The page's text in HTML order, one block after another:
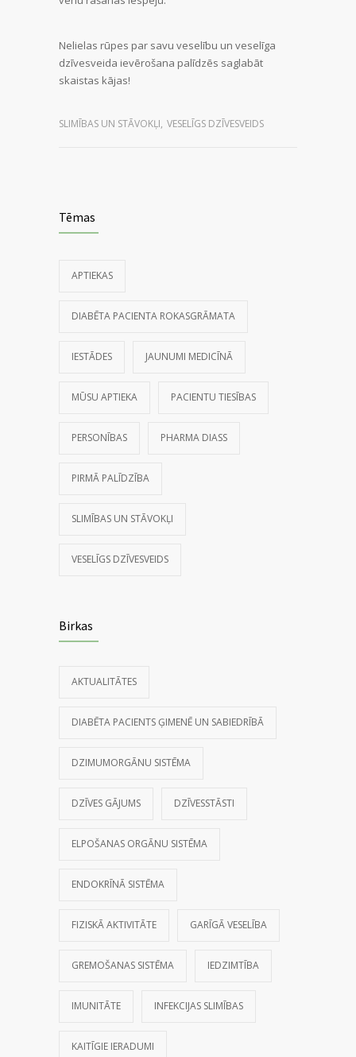
Nelielas rūpes par savu veselību un veselīga
dzīvesveida ievērošana palīdzēs saglabāt
skaistas kājas!
SLIMĪBAS UN STĀVOKĻI, VESELĪGS DZĪVESVEIDS
Tēmas
APTIEKAS
DIABĒTA PACIENTA ROKASGRĀMATA
IESTĀDES JAUNUMI MEDICĪNĀ
MŪSU APTIEKA PACIENTU TIESĪBAS
PERSONĪBAS PHARMA DIASS
PIRMĀ PALĪDZĪBA
SLIMĪBAS UN STĀVOKĻI
VESELĪGS DZĪVESVEIDS
Birkas
AKTUALITĀTES
DIABĒTA PACIENTS ĢIMENĒ UN SABIEDRĪBĀ
DZIMUMORGĀNU SISTĒMA
DZĪVES GĀJUMS DZĪVESSTĀSTI
ELPOŠANAS ORGĀNU SISTĒMA
ENDOKRĪNĀ SISTĒMA
FIZISKĀ AKTIVITĀTE GARĪGĀ VESELĪBA
GREMOŠANAS SISTĒMA IEDZIMTĪBA
IMUNITĀTE INFEKCIJAS SLIMĪBAS
KAITĪGIE IERADUMI